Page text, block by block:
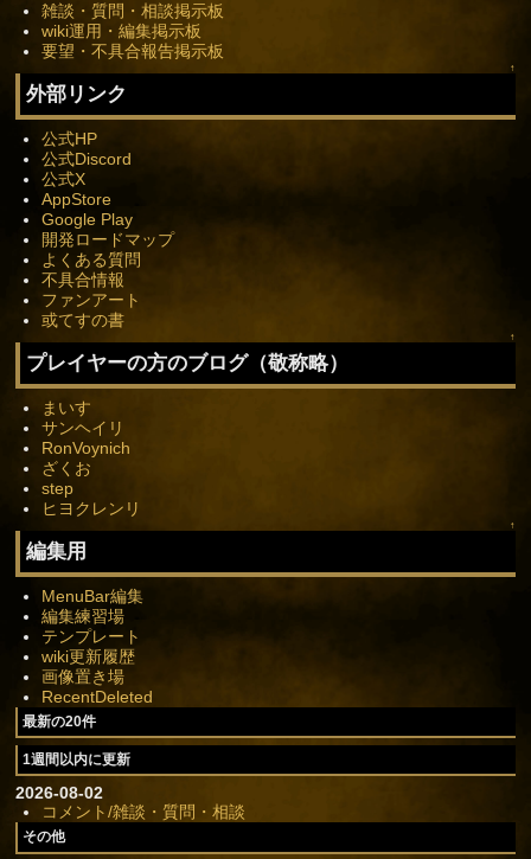
雑談・質問・相談掲示板
wiki運用・編集掲示板
要望・不具合報告掲示板
↑
外部リンク
公式HP
公式Discord
公式X
AppStore
Google Play
開発ロードマップ
よくある質問
不具合情報
ファンアート
或てすの書
↑
プレイヤーの方のブログ（敬称略）
まいす
サンヘイリ
RonVoynich
ざくお
step
ヒヨクレンリ
↑
編集用
MenuBar編集
編集練習場
テンプレート
wiki更新履歴
画像置き場
RecentDeleted
最新の20件
1週間以内に更新
2026-08-02
コメント/雑談・質問・相談
その他